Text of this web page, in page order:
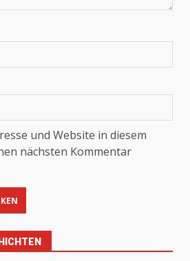
und Website in diesem
nächsten Kommentar